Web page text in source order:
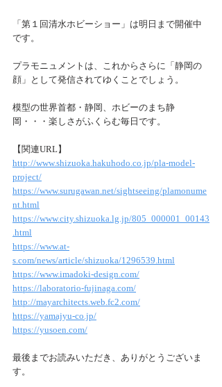
「第１回清水ホビーショー」は明日まで開催中
です。
プラモニュメントは、これからさらに「静岡の
顔」として発信されてゆくことでしょう。
模型の世界首都・静岡、ホビーのまち静
岡・・・楽しさがふくらむ毎日です。
【関連URL】
http://www.shizuoka.hakuhodo.co.jp/pla-model-
project/
https://www.surugawan.net/sightseeing/plamonume
nt.html
https://www.city.shizuoka.lg.jp/805_000001_00143
.html
https://www.at-
s.com/news/article/shizuoka/1296539.html
https://www.imadoki-design.com/
https://laboratorio-fujinaga.com/
http://mayarchitects.web.fc2.com/
https://yamajyu-co.jp/
https://yusoen.com/
最後までお読みいただき、ありがとうございま
す。